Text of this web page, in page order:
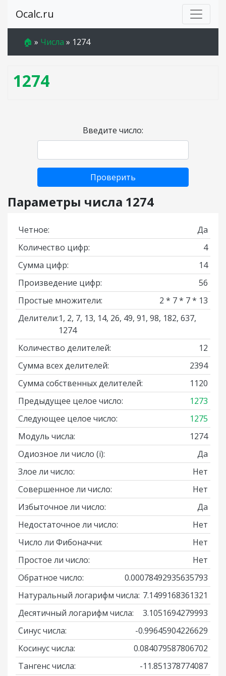
Ocalc.ru
🏠 » Числа » 1274
1274
Введите число:
Проверить
Параметры числа 1274
Четное:
Да
Количество цифр:
4
Сумма цифр:
14
Произведение цифр:
56
Простые множители:
2 * 7 * 7 * 13
Делители:1, 2, 7, 13, 14, 26, 49, 91, 98, 182, 637,
1274
Количество делителей:
12
Сумма всех делителей:
2394
Сумма собственных делителей:
1120
Предыдущее целое число:
1273
Следующее целое число:
1275
Модуль числа:
1274
Одиозное ли число (i):
Да
Злое ли число:
Нет
Совершенное ли число:
Нет
Избыточное ли число:
Да
Недостаточное ли число:
Нет
Число ли Фибоначчи:
Нет
Простое ли число:
Нет
Обратное число:
0.00078492935635793
Натуральный логарифм числа: 7.1499168361321
Десятичный логарифм числа:
3.1051694279993
Синус числа:
-0.99645904226629
Косинус числа:
0.084079587806702
Тангенс числа:
-11.851378774087